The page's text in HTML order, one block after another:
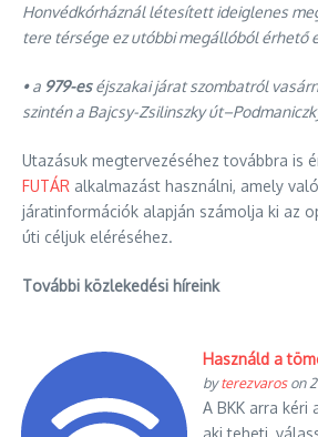
Honvédkórháznál létesített ideiglenes
tere térsége ez utóbbi megállóból érhető
• a 979-eséjszakai járat szombatról
szintén a Bajcsy-Zsilinszky
Utazásuk megtervezéséhez továbbra is
FUTÁR alkalmazást használni, amely
járatinformációk alapján számolja ki az
úti céljuk eléréséhez.
További közlekedési híreink
Használd a
byterezvaroson
A BKK arra kéri